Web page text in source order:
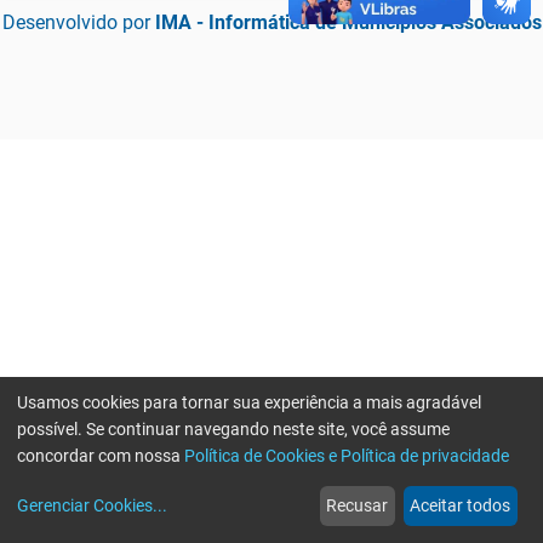
Desenvolvido por IMA - Informática de Municípios Associados
web
Notícias
more_horiz
Mais
Usamos cookies para tornar sua experiência a mais agradável
possível. Se continuar navegando neste site, você assume
concordar com nossa Política de Cookies e Política de privacidade
Gerenciar Cookies... Recusar Aceitar todos
Erro ao enviar informações, por favor tente novamente